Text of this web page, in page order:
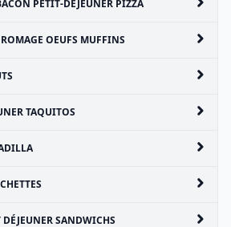
PETIT-DÉJEUNER PIZZA
OEUFS MUFFINS
TAQUITOS
SANDWICHS